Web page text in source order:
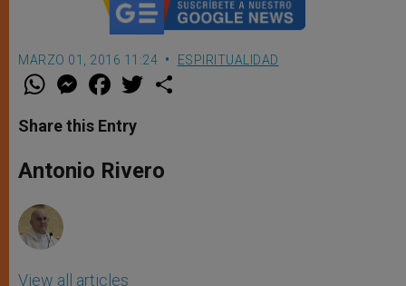
MARZO 01, 2016 11:24 ESPIRITUALIDAD
W
t
s
p
p
M
e
s
e
g
e
F
a
e
b
o
k
w
r
Share this Entry
Antonio Rivero
View all articles